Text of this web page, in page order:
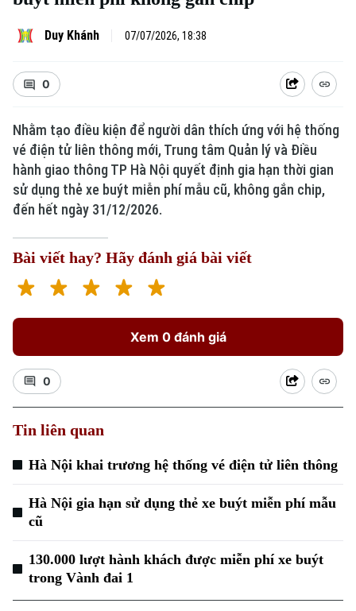
Xu hướng
Duy Khánh 07/07/2026, 18:38
0
Nhằm tạo điều kiện để người dân thích ứng với hệ thống
vé điện tử liên thông mới, Trung tâm Quản lý và Điều
hành giao thông TP Hà Nội quyết định gia hạn thời gian
sử dụng thẻ xe buýt miễn phí mẫu cũ, không gắn chip,
đến hết ngày 31/12/2026.
Bài viết hay? Hãy đánh giá bài viết
Xem 0 đánh giá
0
Tin liên quan
Hà Nội khai trương hệ thống vé điện tử liên thông
Hà Nội gia hạn sử dụng thẻ xe buýt miễn phí mẫu
cũ
130.000 lượt hành khách được miễn phí xe buýt
trong Vành đai 1